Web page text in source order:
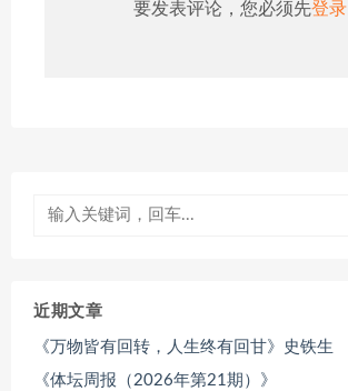
要发表评论，您必须先登录
近期文章
《万物皆有回转，人生终有回甘》史铁生
《体坛周报（2026年第21期）》